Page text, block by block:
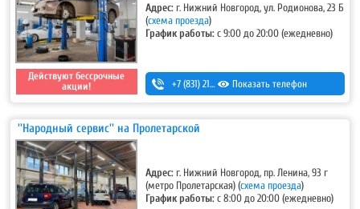
Действуют бессрочные
акции!
Адрес: г. Нижний Новгород, ул. Родионова, 23 Б
(схема проезда)
График работы:с 9:00 до 20:00 (ежедневно)
+7 (831) 213-75-75 (доб. 1) Показать телефон
''Народный сервис'' на Пролетарской
Адрес: г. Нижний Новгород, пр. Ленина, 93 г
(метро Пролетарская)(схема проезда)
График работы:с 8:00 до 20:00 (ежедневно)